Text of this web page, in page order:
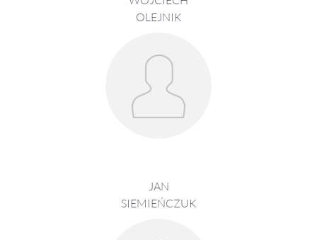
OLEJNIK
JAN
SIEMIEŃCZUK